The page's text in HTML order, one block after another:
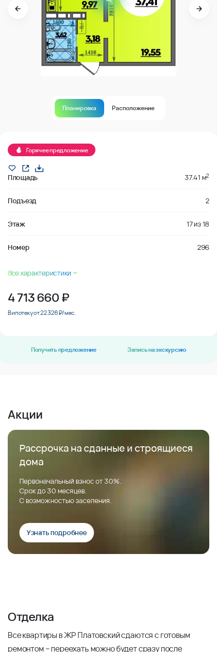
Планировка Расположение
Горячее предложение
Площадь 37.41 м2
Подъезд 2
Этаж 17из18
Номер 296
Все характеристики
4 713 660₽
В ипотеку от 22 326 ₽/мес.
Получить предложение Запись на экскурсию
Акции
Рассрочка на сданные и строящиеся
дома
Первоначальный взнос от 30%.
Срок до 30 месяцев.
С возможностью заселения.
Узнать подробнее
Отделка
Все квартиры в ЖР Платовский сдаются с готовым
ремонтом – переехать можно будет сразу после